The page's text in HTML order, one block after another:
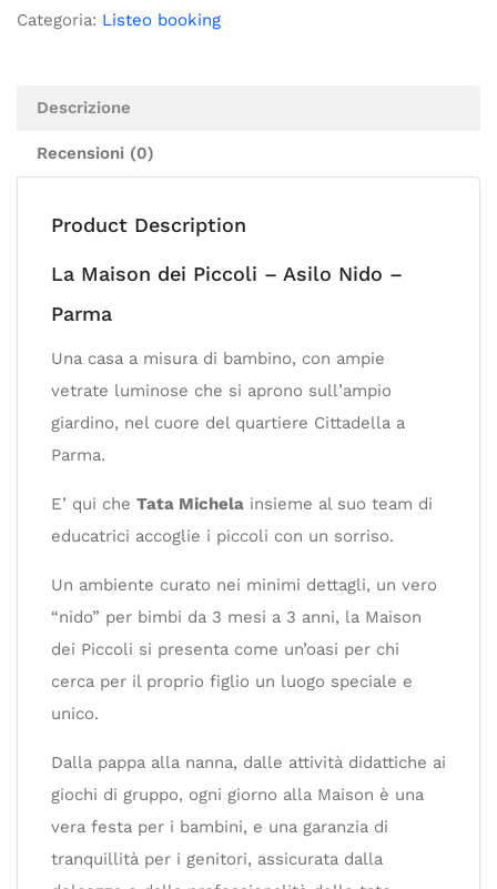
Categoria: Listeo booking
Descrizione
Recensioni (0)
Product Description
La Maison dei Piccoli – Asilo Nido –
Parma
Una casa a misura di bambino, con ampie
vetrate luminose che si aprono sull’ampio
giardino, nel cuore del quartiere Cittadella a
Parma.
E’ qui che Tata Michela insieme al suo team di
educatrici accoglie i piccoli con un sorriso.
Un ambiente curato nei minimi dettagli, un vero
“nido” per bimbi da 3 mesi a 3 anni, la Maison
dei Piccoli si presenta come un’oasi per chi
cerca per il proprio figlio un luogo speciale e
unico.
Dalla pappa alla nanna, dalle attività didattiche ai
giochi di gruppo, ogni giorno alla Maison è una
vera festa per i bambini, e una garanzia di
tranquillità per i genitori, assicurata dalla